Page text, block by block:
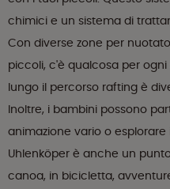
chimici e un sistema di
Con diverse zone per
piccoli, c'è qualcosa per
lungo il percorso rafting è
Inoltre, i bambini possono
animazione vario o
Uhlenköper è anche un
canoa, in bicicletta,